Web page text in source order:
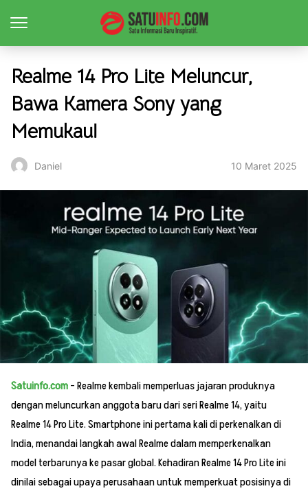
Realme 14 Pro Lite Meluncur,
Bawa Kamera Sony yang
Memukau!
Daniel 10 Maret 2025
Satuinfo.com– Realme kembali memperluas jajaran produknya
dengan meluncurkan anggota baru dari seri Realme 14, yaitu
Realme 14 Pro Lite. Smartphone ini pertama kali di perkenalkan di
India, menandai langkah awal Realme dalam memperkenalkan
model terbarunya ke pasar global. Kehadiran Realme 14 Pro Lite ini
dinilai sebagai upaya perusahaan untuk memperkuat posisinya di